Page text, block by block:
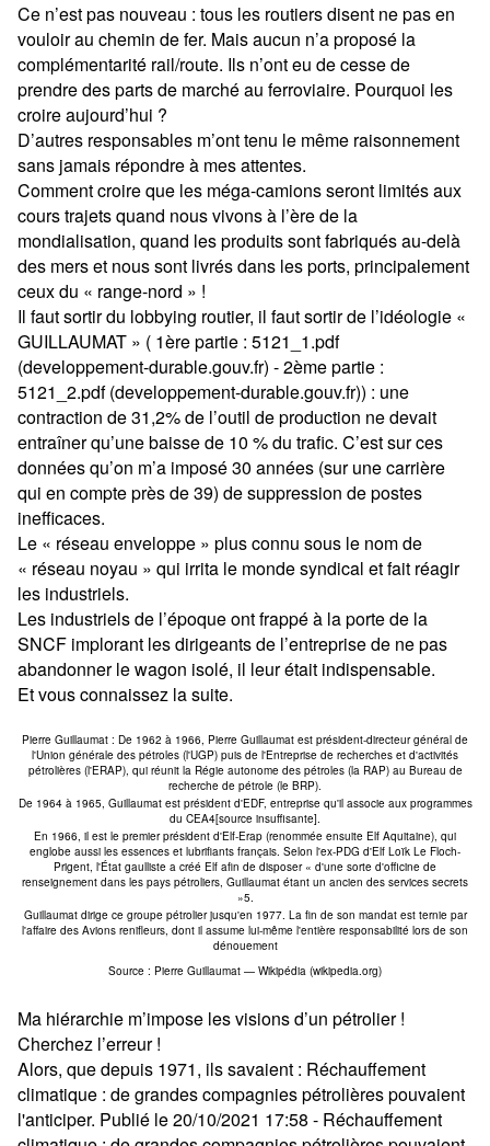
Ce n’est pas nouveau : tous les routiers disent ne pas en
vouloir au chemin de fer. Mais aucun n’a proposé la
complémentarité rail/route. Ils n’ont eu de cesse de
prendre des parts de marché au ferroviaire. Pourquoi les
croire aujourd’hui ?
D’autres responsables m’ont tenu le même raisonnement
sans jamais répondre à mes attentes.
Comment croire que les méga-camions seront limités aux
cours trajets quand nous vivons à l’ère de la
mondialisation, quand les produits sont fabriqués au-delà
des mers et nous sont livrés dans les ports, principalement
ceux du « range-nord » !
Il faut sortir du lobbying routier, il faut sortir de l’idéologie «
GUILLAUMAT » ( 1ère partie : 5121_1.pdf
(developpement-durable.gouv.fr) - 2ème partie :
5121_2.pdf (developpement-durable.gouv.fr)) : une
contraction de 31,2% de l’outil de production ne devait
entraîner qu’une baisse de 10 % du trafic. C’est sur ces
données qu’on m’a imposé 30 années (sur une carrière
qui en compte près de 39) de suppression de postes
inefficaces.
Le « réseau enveloppe » plus connu sous le nom de
« réseau noyau » qui irrita le monde syndical et fait réagir
les industriels.
Les industriels de l’époque ont frappé à la porte de la
SNCF implorant les dirigeants de l’entreprise de ne pas
abandonner le wagon isolé, il leur était indispensable.
Et vous connaissez la suite.
Pierre Guillaumat : De 1962 à 1966, Pierre Guillaumat est président-directeur général de
l'Union générale des pétroles (l'UGP) puis de l'Entreprise de recherches et d'activités
pétrolières (l'ERAP), qui réunit la Régie autonome des pétroles (la RAP) au Bureau de
recherche de pétrole (le BRP).
De 1964 à 1965, Guillaumat est président d'EDF, entreprise qu'il associe aux programmes
du CEA4[source insuffisante].
En 1966, il est le premier président d'Elf-Erap (renommée ensuite Elf Aquitaine), qui
englobe aussi les essences et lubrifiants français. Selon l'ex-PDG d'Elf Loïk Le Floch-
Prigent, l'État gaulliste a créé Elf afin de disposer « d'une sorte d'officine de
renseignement dans les pays pétroliers, Guillaumat étant un ancien des services secrets
»5.
Guillaumat dirige ce groupe pétrolier jusqu'en 1977. La fin de son mandat est ternie par
l'affaire des Avions renifleurs, dont il assume lui-même l'entière responsabilité lors de son
dénouement
Source : Pierre Guillaumat — Wikipédia (wikipedia.org)
Ma hiérarchie m’impose les visions d’un pétrolier !
Cherchez l’erreur !
Alors, que depuis 1971, ils savaient : Réchauffement
climatique : de grandes compagnies pétrolières pouvaient
l'anticiper. Publié le 20/10/2021 17:58 - Réchauffement